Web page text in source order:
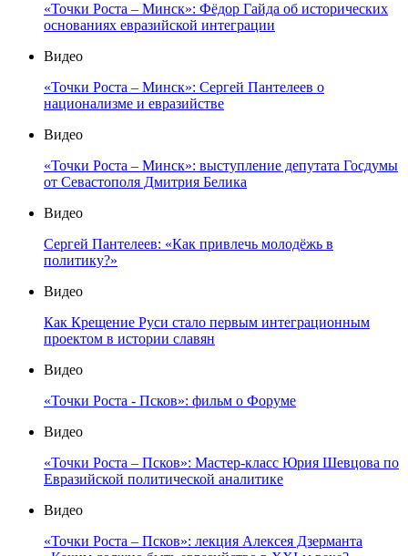
«Точки Роста – Минск»: Фёдор Гайда об исторических
основаниях евразийской интеграции
Видео
«Точки Роста – Минск»: Сергей Пантелеев о
национализме и евразийстве
Видео
«Точки Роста – Минск»: выступление депутата Госдумы
от Севастополя Дмитрия Белика
Видео
Сергей Пантелеев: «Как привлечь молодёжь в
политику?»
Видео
Как Крещение Руси стало первым интеграционным
проектом в истории славян
Видео
«Точки Роста - Псков»: фильм о Форуме
Видео
«Точки Роста – Псков»: Мастер-класс Юрия Шевцова по
Евразийской политической аналитике
Видео
«Точки Роста – Псков»: лекция Алексея Дзерманта